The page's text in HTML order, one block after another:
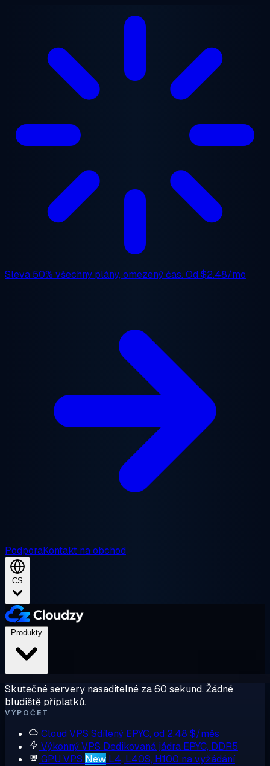
Sleva 50% všechny plány, omezený čas. Od $2.48/mo
PodporaKontakt na obchod
CS
Skutečné servery nasaditelné za 60 sekund. Žádné
bludiště příplatků.
VÝPOČET
Cloud VPS Sdílený EPYC, od 2,48 $/měs
Výkonný VPS Dedikovaná jádra EPYC, DDR5
GPU VPS New L4, L40S, H100 na vyžádání